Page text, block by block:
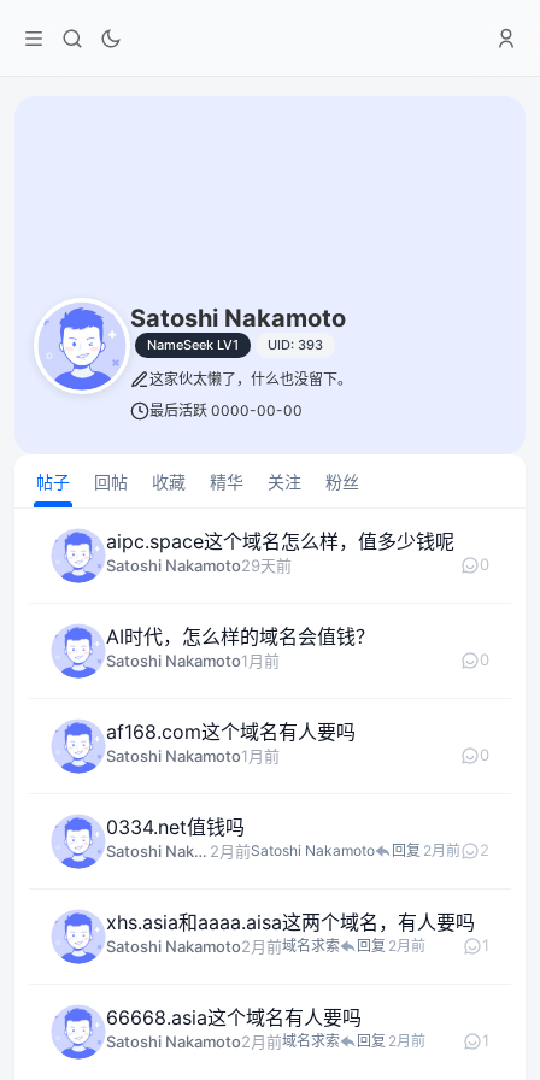
Satoshi Nakamoto
NameSeek LV1 UID: 393
这家伙太懒了，什么也没留下。
最后活跃 0000-00-00
帖子 回帖 收藏 精华 关注 粉丝
aipc.space这个域名怎么样，值多少钱呢
Satoshi Nakamoto29天前 0
AI时代，怎么样的域名会值钱？
Satoshi Nakamoto1月前 0
af168.com这个域名有人要吗
Satoshi Nakamoto1月前 0
0334.net值钱吗
Satoshi Nakamoto 2月前Satoshi Nakamoto 回复 2月前 2
xhs.asia和aaaa.aisa这两个域名，有人要吗
Satoshi Nakamoto2月前域名求索 回复 2月前 1
66668.asia这个域名有人要吗
Satoshi Nakamoto2月前域名求索 回复 2月前 1